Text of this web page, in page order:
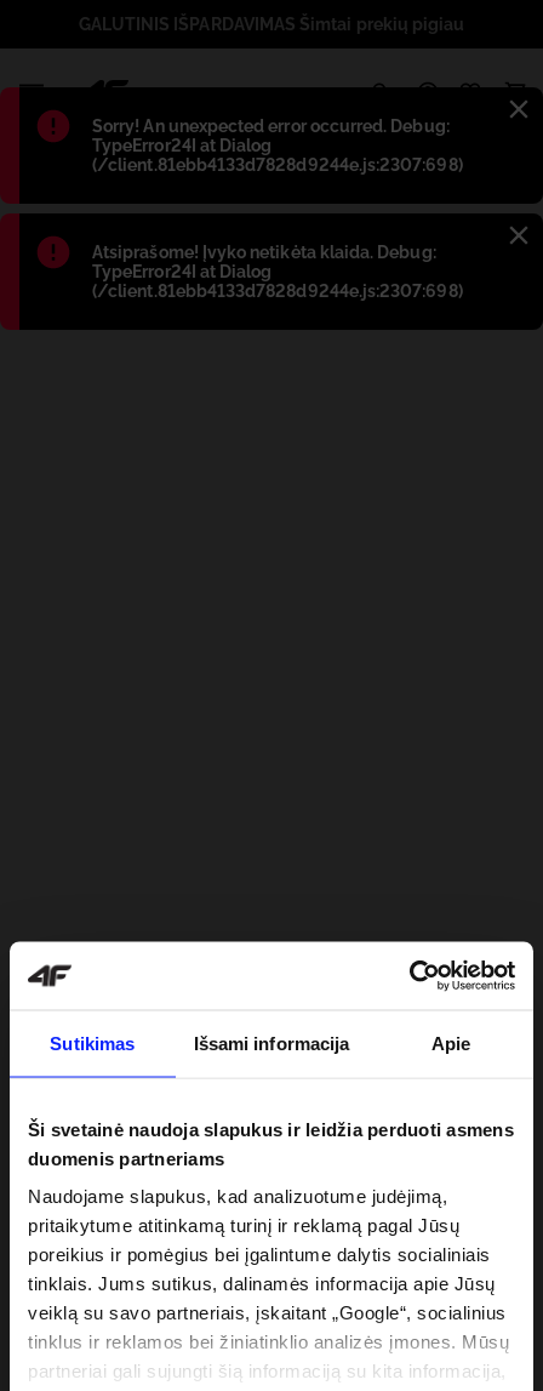
Sutikimas Išsami informacija Apie
Ši svetainė naudoja slapukus ir leidžia perduoti asmens
duomenis partneriams
Naudojame slapukus, kad analizuotume judėjimą,
pritaikytume atitinkamą turinį ir reklamą pagal Jūsų
poreikius ir pomėgius bei įgalintume dalytis socialiniais
tinklais. Jums sutikus, dalinamės informacija apie Jūsų
veiklą su savo partneriais, įskaitant „Google“, socialinius
tinklus ir reklamos bei žiniatinklio analizės įmones. Mūsų
partneriai gali sujungti šią informaciją su kita informacija,
Błąd:
Sorry! An unexpected error occurred. Debug:
TypeError24I at Dialog
(/client.81ebb4133d7828d9244e.js:2307:698)
Błąd:
Atsiprašome! Įvyko netikėta klaida. Debug:
TypeError24I at Dialog
(/client.81ebb4133d7828d9244e.js:2307:698)
GALUTINIS IŠPARDAVIMAS Šimtai prekių pigiau